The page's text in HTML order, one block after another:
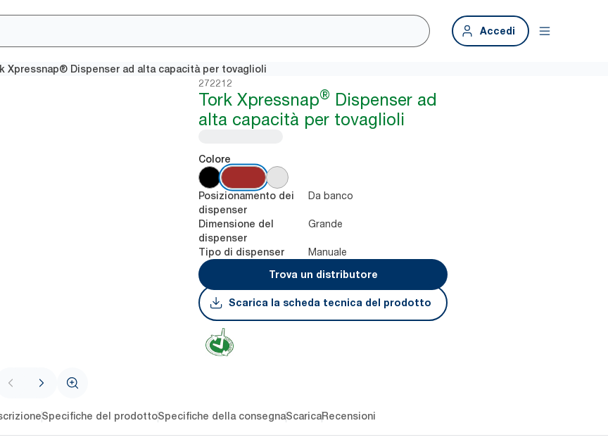
Accedi
Xpressnap® Dispenser ad alta capacità per tovaglioli
272212
Tork Xpressnap® Dispenser ad
alta capacità per tovaglioli
Colore
Posizionamento dei
dispenser
Da banco
Dimensione del
dispenser
Grande
Tipo di dispenser
Manuale
Trova un distributore
Scarica la scheda tecnica del prodotto
Specifiche del prodottoSpecifiche della consegnaScaricaRecensioni